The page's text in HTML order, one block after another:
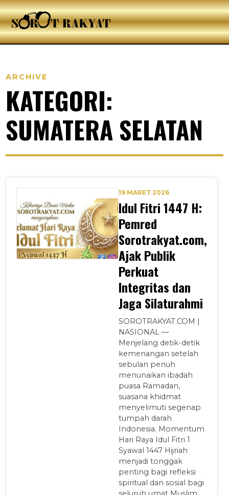
ARCHIVE
KATEGORI:
SUMATERA SELATAN
19 MARET 2026
Idul Fitri 1447 H:
Pemred
Sorotrakyat.com,
Ajak Publik
Perkuat
Integritas dan
Jaga Silaturahmi
SOROTRAKYAT.COM |
NASIONAL —
Menjelang detik-detik
kemenangan setelah
sebulan penuh
menunaikan ibadah
puasa Ramadan,
suasana khidmat
menyelimuti segenap
tumpah darah
Indonesia. Momentum
Hari Raya Idul Fitri 1
Syawal 1447 Hijriah
menjadi tonggak
penting bagi refleksi
spiritual dan sosial bagi